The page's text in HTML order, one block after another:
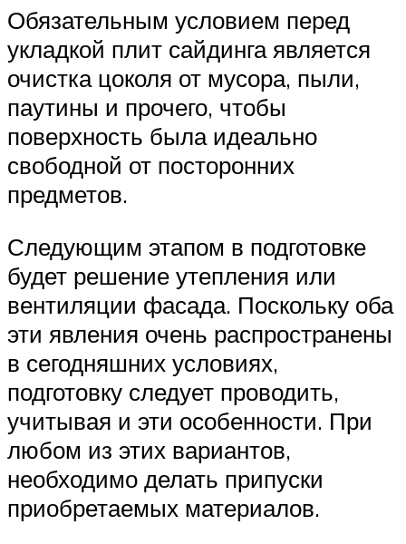
Обязательным условием перед
укладкой плит сайдинга является
очистка цоколя от мусора, пыли,
паутины и прочего, чтобы
поверхность была идеально
свободной от посторонних
предметов.
Следующим этапом в подготовке
будет решение утепления или
вентиляции фасада. Поскольку оба
эти явления очень распространены
в сегодняшних условиях,
подготовку следует проводить,
учитывая и эти особенности. При
любом из этих вариантов,
необходимо делать припуски
приобретаемых материалов.